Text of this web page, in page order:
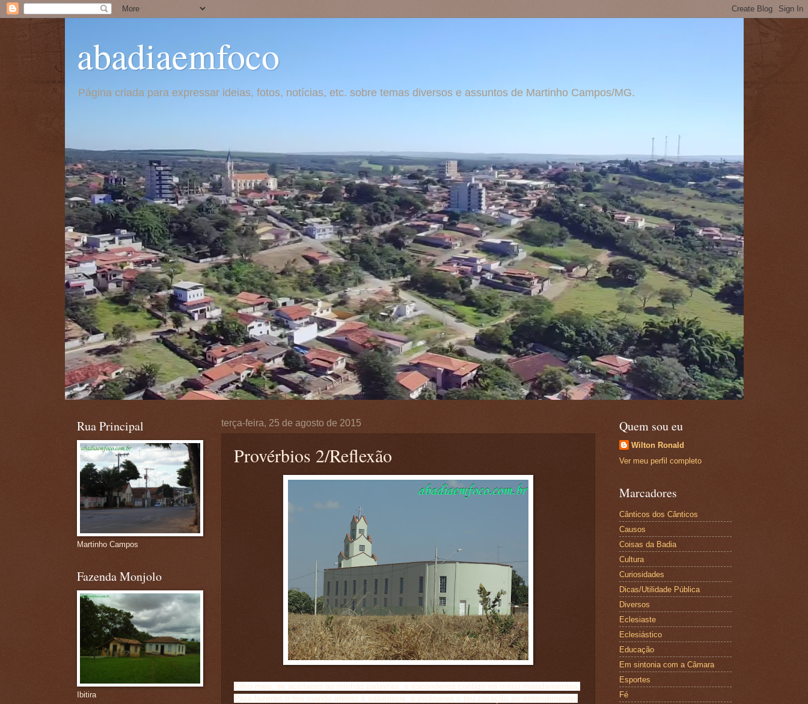
abadiaemfoco
Página criada para expressar ideias, fotos, notícias, etc. sobre temas diversos e assuntos de Martinho Campos/MG.
terça-feira, 25 de agosto de 2015
Provérbios 2/Reflexão
Filho meu, se aceitares as minhas palavras, e esconderes contigo os meus mandamentos,
Para fazeres o teu ouvido atento à sabedoria; e inclinares o teu coração ao entendimento;
Rua Principal
Martinho Campos
Fazenda Monjolo
Ibitira
Quem sou eu
Wilton Ronald
Ver meu perfil completo
Marcadores
Cânticos dos Cânticos
Causos
Coisas da Badia
Cultura
Curiosidades
Dicas/Utilidade Pública
Diversos
Eclesiaste
Eclesiástico
Educação
Em sintonia com a Câmara
Esportes
Fé